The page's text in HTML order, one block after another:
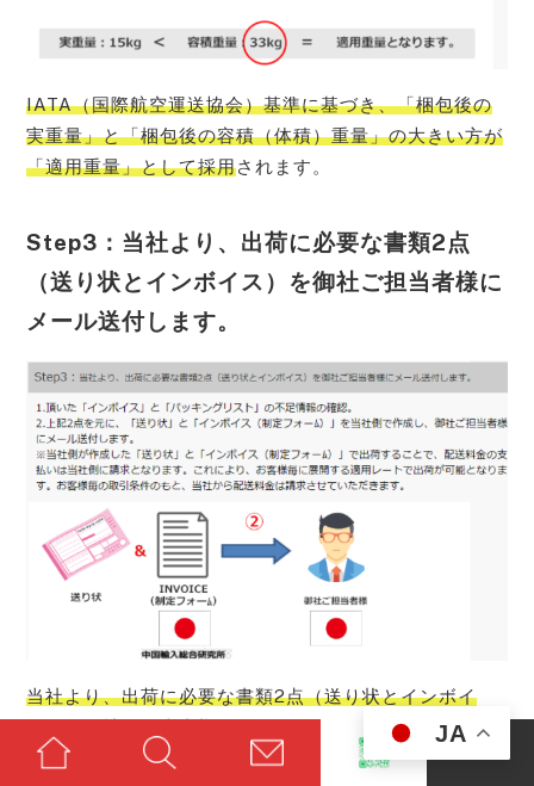
IATA（国際航空運送協会）基準に基づき、「梱包後の
実重量」と「梱包後の容積（体積）重量」の大きい方が
「適用重量」として採用されます。
Step3：当社より、出荷に必要な書類2点
（送り状とインボイス）を御社ご担当者様に
メール送付します。
当社より、出荷に必要な書類2点（送り状とインボイ
ス）を御社ご担当者様にメール送付します。
1.頂いた「インボイス」と「パッキングリスト」の不足
JA